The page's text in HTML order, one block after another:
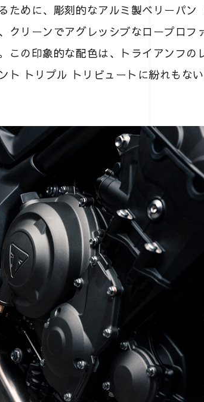
ために、彫刻的なアルミ製ベリーパン
クリーンでアグレッシブなロープロフ
この印象的な配色は、トライアンフの
ト トリプル トリビュートに紛れもな